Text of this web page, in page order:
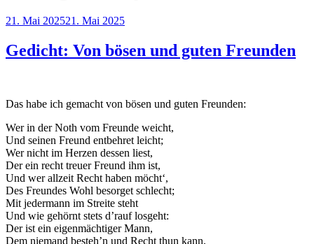
Veröffentlicht
21. Mai 202521. Mai 2025
Gedicht: Von bösen und guten Freunden
Das habe ich gemacht von bösen und guten Freunden:
Wer in der Noth vom Freunde weicht,
Und seinen Freund entbehret leicht;
Wer nicht im Herzen dessen liest,
Der ein recht treuer Freund ihm ist,
Und wer allzeit Recht haben möcht‘,
Des Freundes Wohl besorget schlecht;
Mit jedermann im Streite steht
Und wie gehörnt stets d’rauf losgeht:
Der ist ein eigenmächtiger Mann,
Dem niemand besteh’n und Recht thun kann.